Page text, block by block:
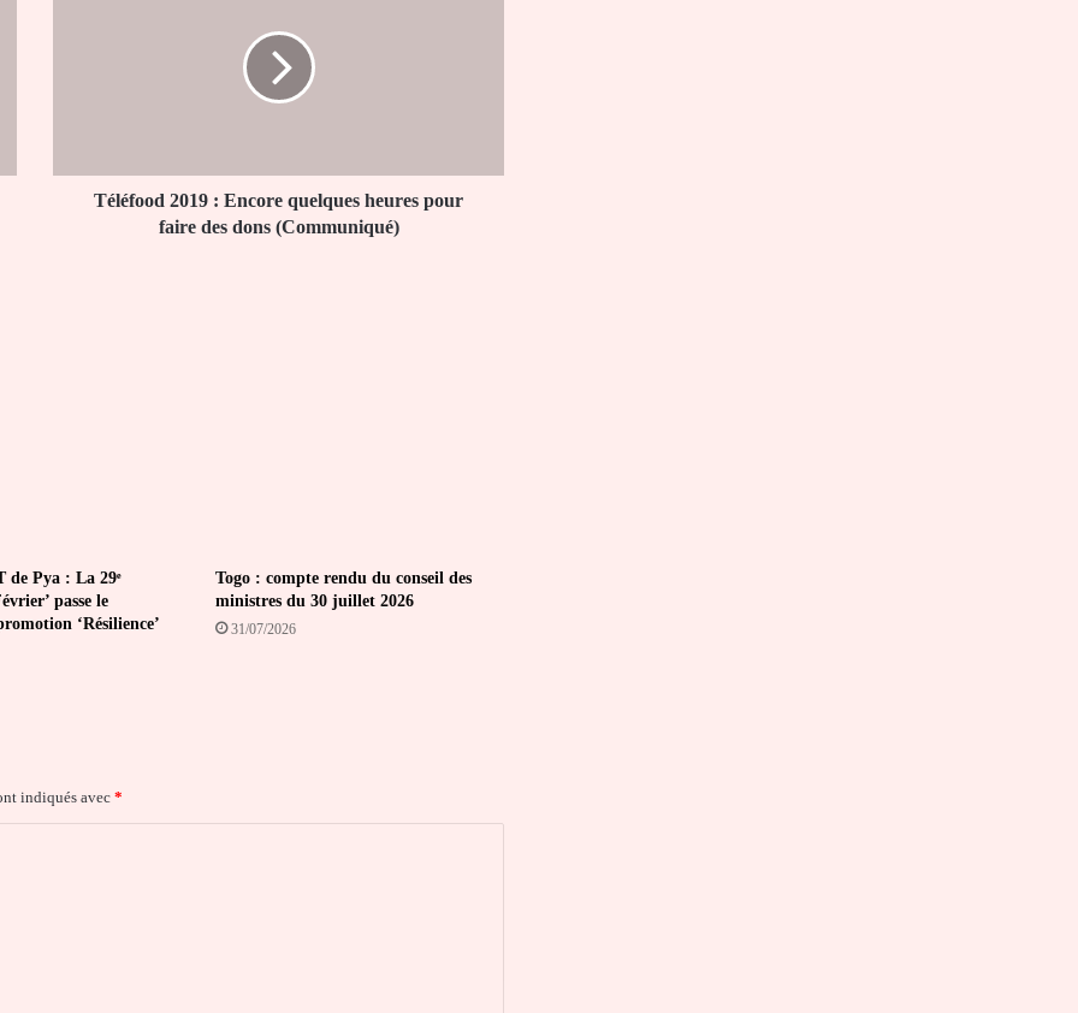
des
Téléfood 2019 : Encore quelques heures pour
faire des dons (Communiqué)
de Pya : La 29ᵉ
passe le
‘Résilience’
Togo : compte rendu du conseil des
ministres du 30 juillet 2026
31/07/2026
indiqués avec*